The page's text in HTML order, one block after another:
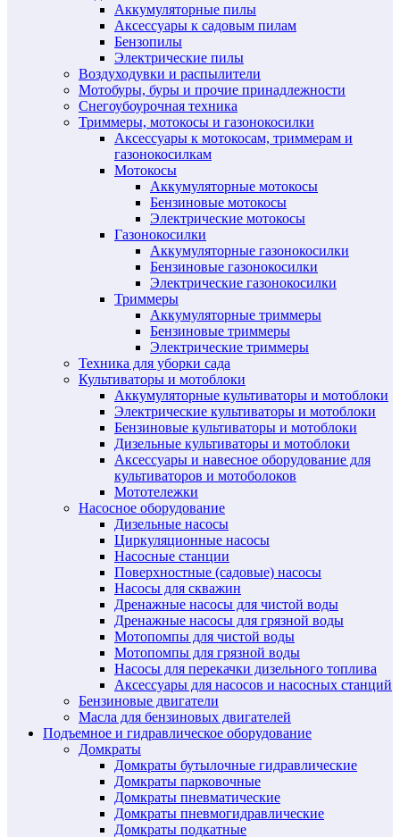
Аккумуляторные пилы
Аксессуары к садовым пилам
Бензопилы
Электрические пилы
Воздуходувки и распылители
Мотобуры, буры и прочие принадлежности
Снегоубоурочная техника
Триммеры, мотокосы и газонокосилки
Аксессуары к мотокосам, триммерам и
газонокосилкам
Мотокосы
Аккумуляторные мотокосы
Бензиновые мотокосы
Электрические мотокосы
Газонокосилки
Аккумуляторные газонокосилки
Бензиновые газонокосилки
Электрические газонокосилки
Триммеры
Аккумуляторные триммеры
Бензиновые триммеры
Электрические триммеры
Техника для уборки сада
Культиваторы и мотоблоки
Аккумуляторные культиваторы и мотоблоки
Электрические культиваторы и мотоблоки
Бензиновые культиваторы и мотоблоки
Дизельные культиваторы и мотоблоки
Аксессуары и навесное оборудование для
культиваторов и мотоболоков
Мототележки
Насосное оборудование
Дизельные насосы
Циркуляционные насосы
Насосные станции
Поверхностные (садовые) насосы
Насосы для скважин
Дренажные насосы для чистой воды
Дренажные насосы для грязной воды
Мотопомпы для чистой воды
Мотопомпы для грязной воды
Насосы для перекачки дизельного топлива
Аксессуары для насосов и насосных станций
Бензиновые двигатели
Масла для бензиновых двигателей
Подъемное и гидравлическое оборудование
Домкраты
Домкраты бутылочные гидравлические
Домкраты парковочные
Домкраты пневматические
Домкраты пневмогидравлические
Домкраты подкатные